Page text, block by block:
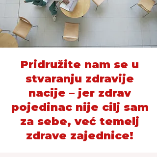
Pridružite nam se u
stvaranju zdravije
nacije – jer zdrav
pojedinac nije cilj sam
za sebe, već temelj
zdrave zajednice!